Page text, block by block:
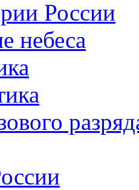
России
небеса